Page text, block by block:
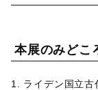
本展のみどこ
1. ライデン国立古